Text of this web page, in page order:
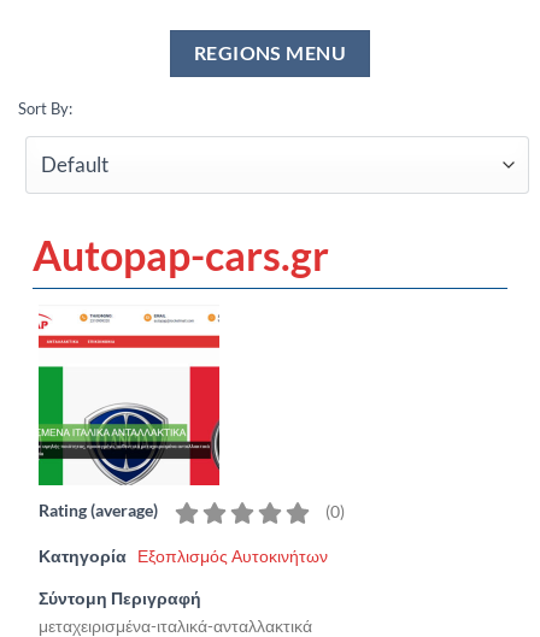
Sort By:
Autopap-cars.gr
Rating (average) (0)
Κατηγορία Εξοπλισμός Αυτοκινήτων
Σύντομη Περιγραφή
μεταχειρισμένα-ιταλικά-ανταλλακτικά